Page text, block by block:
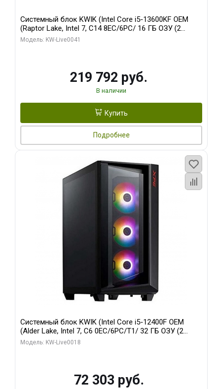
Системный блок KWIK (Intel Core i5-13600KF OEM
(Raptor Lake, Intel 7, C14 8EC/6PC/ 16 ГБ ОЗУ (2
модуля)/ Palit RTX5080 GAMINGPRO OC 16GB GDDR7
Модель: KW-Live0041
219 792 руб.
В наличии
Купить
Подробнее
Системный блок KWIK (Intel Core i5-12400F OEM
(Alder Lake, Intel 7, C6 0EC/6PC/T1/ 32 ГБ ОЗУ (2
модуля)/ Ninja Sinotex GTX1660 SUPER 6GB GDDR6
Модель: KW-Live0018
72 303 руб.